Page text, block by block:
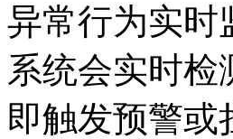
异常行为实时
系统会实时
即触发预警或